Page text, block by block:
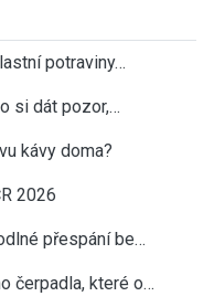
potraviny…
si dát pozor,…
kávy doma?
2026
přespání be…
čerpadla, které o…